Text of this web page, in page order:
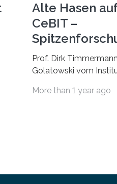
Alte Hasen
CeBIT –
Uni Rostock in
Informatik
Prof. Dirk
Golatowski vom
Datentechnik sind
More than 1 year ago